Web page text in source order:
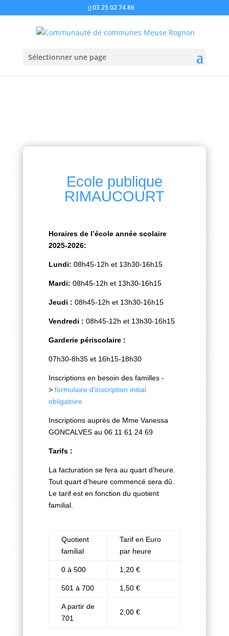
03 25 02 74 86
Sélectionner une page
Ecole publique
RIMAUCOURT
Horaires de l’école année scolaire
2025-2026:
Lundi: 08h45-12h et 13h30-16h15
Mardi: 08h45-12h et 13h30-16h15
Jeudi : 08h45-12h et 13h30-16h15
Vendredi : 08h45-12h et 13h30-16h15
Garderie périscolaire :
07h30-8h35 et 16h15-18h30
Inscriptions en besoin des familles -
> formulaire d’inscription initial
obligatoire
Inscriptions auprès de Mme Vanessa
GONCALVES au 06 11 61 24 69
Tarifs :
La facturation se fera au quart d’heure.
Tout quart d’heure commencé sera dû.
Le tarif est en fonction du quotient
familial.
Quotient
familial
Tarif en Euro
par heure
0 à 500 1,20 €
501 à 700 1,50 €
A partir de
701
2,00 €